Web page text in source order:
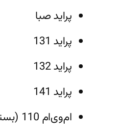
پراید صبا
پراید 131
پراید 132
پراید 141
ام‌وی‌ام 110 (بسته به رینگ)